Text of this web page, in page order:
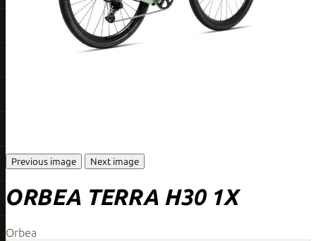
Previous image Next image
ORBEA TERRA H30 1X
Orbea